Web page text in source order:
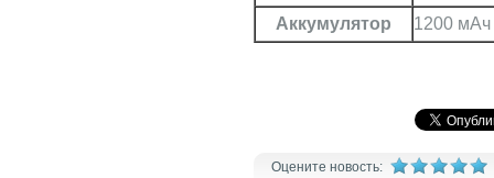
Аккумулятор
1200 мАч
Оцените новость: